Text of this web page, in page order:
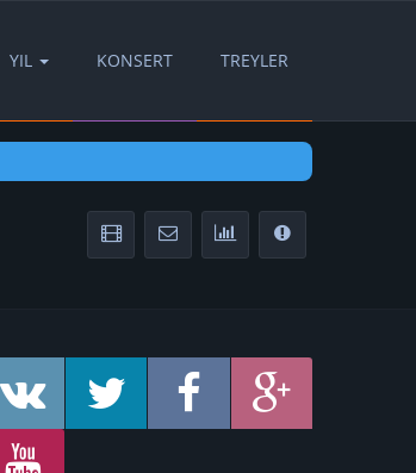
YIL KONSERT TREYLER